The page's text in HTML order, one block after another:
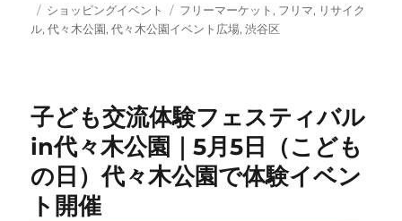
投
稿
カ
テ
ショッピングイベント
タ
グ
フリーマーケット , フリマ, リサイク
ル,代々木公園,代々木公園イベント広場,渋谷区
子ども交流体験フェスティバル
in代々木公園｜5月5日（こども
の日）代々木公園で体験イベン
ト開催